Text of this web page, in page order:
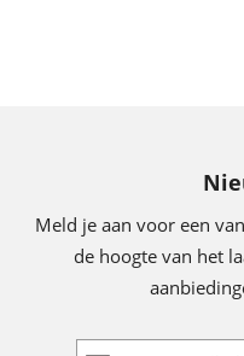
Meld je aan voor een
de hoogte van het
E-